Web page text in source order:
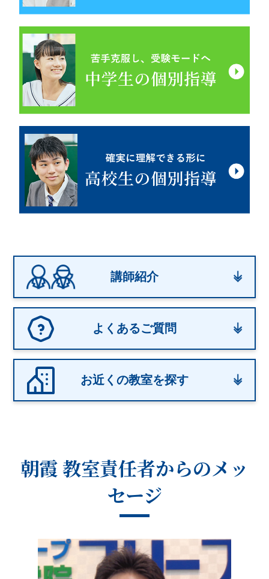
講師紹介
よくあるご質問
お近くの教室を探す
朝霞 教室責任者からのメッ
セージ